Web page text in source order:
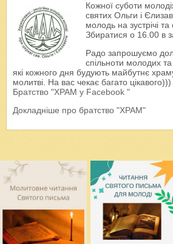
Кожної суботи
святих Ольги і
молодь на зустрічі та
Збиратися о 16.00 в
Радо запрошуємо
спільноти молодих
які кожного дня будують майбутнє
молитві. На вас чекає багато цікавого)))
Братство "ХРАМ у Facebook "
Докладніше про братство "ХРАМ"